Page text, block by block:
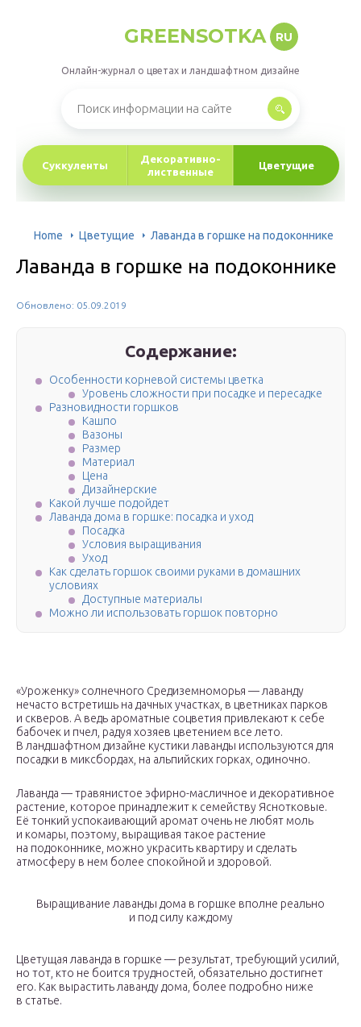
GREENSOTKA RU
Онлайн-журнал о цветах и ландшафтном дизайне
Суккуленты
Декоративно-
лиственные
Цветущие
Home Цветущие Лаванда в горшке на подоконнике
Лаванда в горшке на подоконнике
Обновлено: 05.09.2019
Содержание:
Особенности корневой системы цветка
Уровень сложности при посадке и пересадке
Разновидности горшков
Кашпо
Вазоны
Размер
Материал
Цена
Дизайнерские
Какой лучше подойдет
Лаванда дома в горшке: посадка и уход
Посадка
Условия выращивания
Уход
Как сделать горшок своими руками в домашних
условиях
Доступные материалы
Можно ли использовать горшок повторно
«Уроженку» солнечного Средиземноморья — лаванду
нечасто встретишь на дачных участках, в цветниках парков
и скверов. А ведь ароматные соцветия привлекают к себе
бабочек и пчел, радуя хозяев цветением все лето.
В ландшафтном дизайне кустики лаванды используются для
посадки в миксбордах, на альпийских горках, одиночно.
Лаванда — травянистое эфирно-масличное и декоративное
растение, которое принадлежит к семейству Яснотковые.
Её тонкий успокаивающий аромат очень не любят моль
и комары, поэтому, выращивая такое растение
на подоконнике, можно украсить квартиру и сделать
атмосферу в нем более спокойной и здоровой.
Выращивание лаванды дома в горшке вполне реально
и под силу каждому
Цветущая лаванда в горшке — результат, требующий усилий,
но тот, кто не боится трудностей, обязательно достигнет
его. Как вырастить лаванду дома, более подробно ниже
в статье.